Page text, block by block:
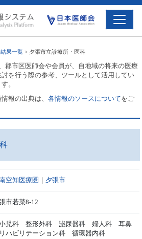
果一覧 > 夕張市立診療所・医科
郡市区医師会や会員が、自地域の将来の医療
を行う際の参考、ツールとして活用してい
。
報の出典は、各情報のソースについてをご
空知医療圏 ｜ 夕張市
市若菜8-12
児科 整形外科 泌尿器科 婦人科 耳鼻
ハビリテーション科 循環器内科